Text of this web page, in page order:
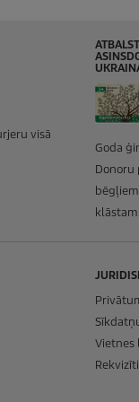
visā
Goda
Donoru
klāstam.
Vietnes
Rekvizīti